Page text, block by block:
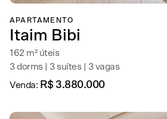
APARTAMENTO
Itaim Bibi
162 m² úteis
3 dorms | 3 suítes | 3 vagas
Venda: R$ 3.880.000